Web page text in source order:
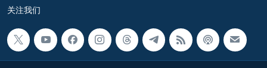
关注我们